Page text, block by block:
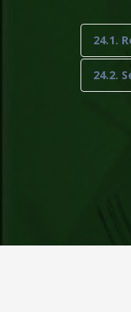
24.1.
24.2.